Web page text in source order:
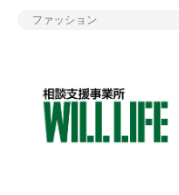
ファッション